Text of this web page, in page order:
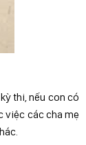
thi, nếu con có
việc các cha mẹ